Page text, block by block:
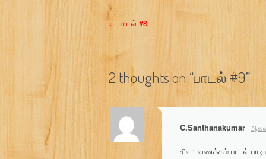
P
o
s
t
n
← பாடல் #8
2 thoughts on “பாடல் #9”
C.Santhanakumar
சிவா வணக்கம் பாடல்